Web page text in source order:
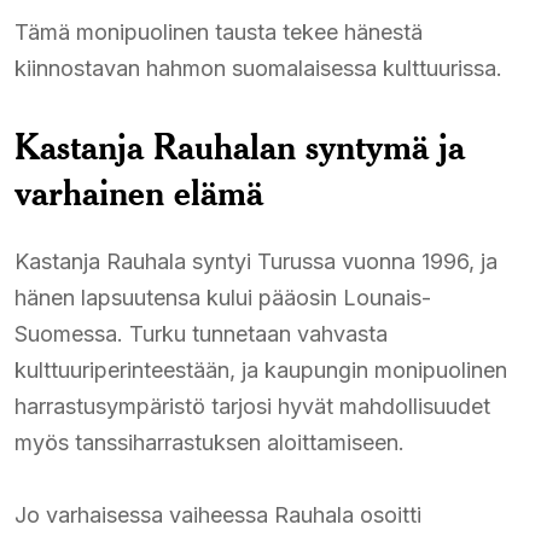
Tämä monipuolinen tausta tekee hänestä
kiinnostavan hahmon suomalaisessa kulttuurissa.
Kastanja Rauhalan syntymä ja
varhainen elämä
Kastanja Rauhala syntyi Turussa vuonna 1996, ja
hänen lapsuutensa kului pääosin Lounais-
Suomessa. Turku tunnetaan vahvasta
kulttuuriperinteestään, ja kaupungin monipuolinen
harrastusympäristö tarjosi hyvät mahdollisuudet
myös tanssiharrastuksen aloittamiseen.
Jo varhaisessa vaiheessa Rauhala osoitti